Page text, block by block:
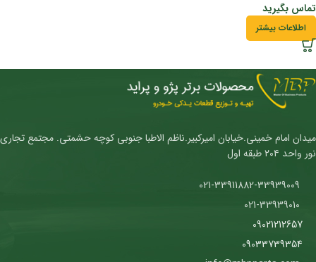
تماس بگیرید
اطلاعات بیشتر
میدان امام خمینی.خیابان امیرکبیر.ناظم الاطبا جنوبی کوچه حشمتی. مجتمع تجاری
نور واحد ۲۰۴ طبقه اول
09021212657
09033739354